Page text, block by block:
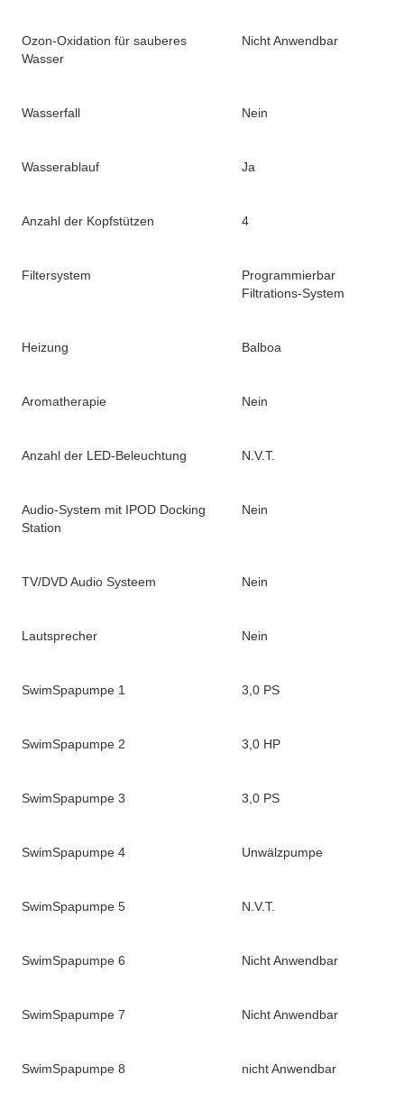
Ozon-Oxidation für sauberes
Wasser
Nicht Anwendbar
Wasserfall Nein
Wasserablauf Ja
Anzahl der Kopfstützen 4
Filtersystem
Programmierbar
Filtrations-System
Heizung Balboa
Aromatherapie Nein
Anzahl der LED-Beleuchtung N.V.T.
Audio-System mit IPOD Docking
Station
Nein
TV/DVD Audio Systeem Nein
Lautsprecher Nein
SwimSpapumpe 1 3,0 PS
SwimSpapumpe 2 3,0 HP
SwimSpapumpe 3 3,0 PS
SwimSpapumpe 4 Unwälzpumpe
SwimSpapumpe 5 N.V.T.
SwimSpapumpe 6 Nicht Anwendbar
SwimSpapumpe 7 Nicht Anwendbar
SwimSpapumpe 8 nicht Anwendbar